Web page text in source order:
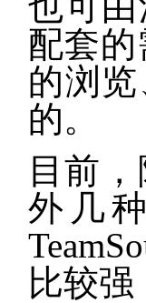
配套
的浏
的。
目前
外几
比较